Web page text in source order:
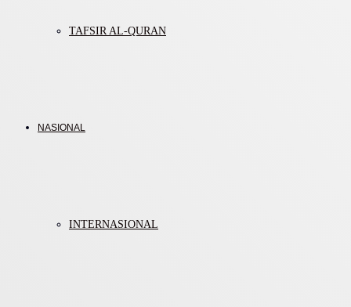
TAFSIR AL-QURAN
NASIONAL
INTERNASIONAL